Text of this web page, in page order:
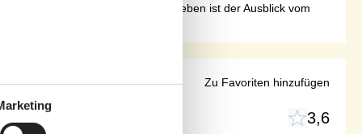
aufwühlt. Besonders hervorzuheben ist der Ausblick vom
3,6
Zu Favoriten hinzufügen